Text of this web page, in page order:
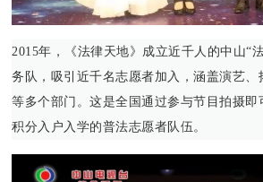
2015年，《法律天地》成立近千人的中山“
务队，吸引近千名志愿者加入，涵盖演艺、
等多个部门。这是全国通过参与节目拍摄即
积分入户入学的普法志愿者队伍。